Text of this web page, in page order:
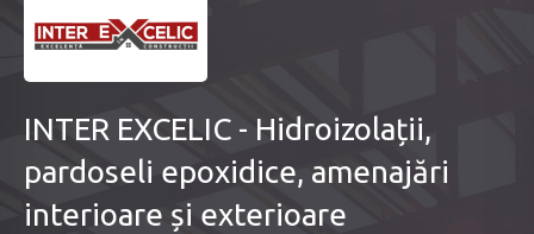
INTER EXCELIC - Hidroizolații,
pardoseli epoxidice, amenajări
interioare și exterioare